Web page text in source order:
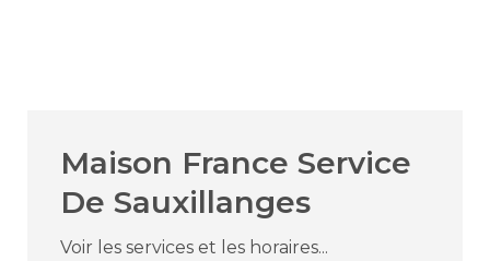
Maison France Service
De Sauxillanges
Voir les services et les horaires...